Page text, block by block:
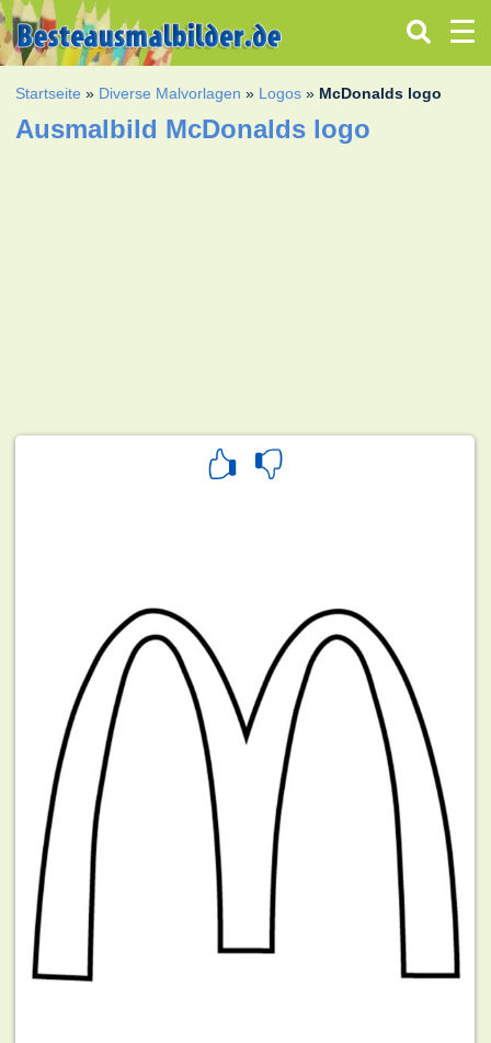
Startseite » Diverse Malvorlagen » Logos » McDonalds logo
Ausmalbild McDonalds logo